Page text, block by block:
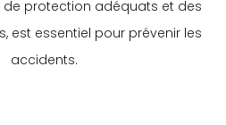
protection adéquats et des
est essentiel pour prévenir les
accidents.